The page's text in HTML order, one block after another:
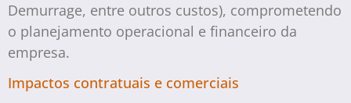
Demurrage, entre outros custos), comprometendo
o planejamento operacional e financeiro da
empresa.
Impactos contratuais e comerciais